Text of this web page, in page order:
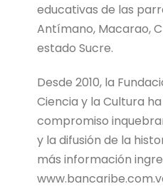
educativas de las
Antímano, Macarao,
estado Sucre.
Desde 2010, la
Ciencia y la Cultura
compromiso
y la difusión de la
más información